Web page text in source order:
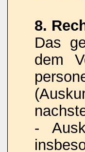
8.
Das
dem
-